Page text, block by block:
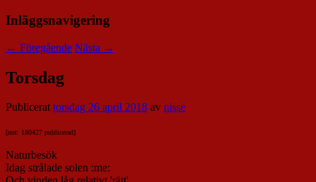
Inläggsnavigering
← Föregående Nästa →
Torsdag
Publicerattorsdag 26 april 2018 av nisse
[not: 180427 publicerad]
Naturbesök
Idag strålade solen :me: